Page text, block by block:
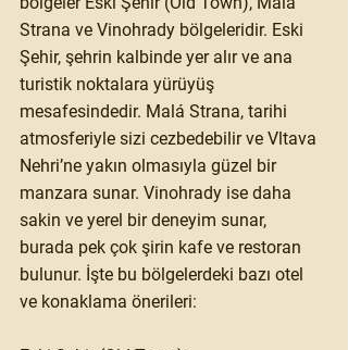
Strana ve Vinohrady bölgeleridir. Eski
Şehir, şehrin kalbinde yer alır ve ana
turistik noktalara yürüyüş
mesafesindedir. Malá Strana, tarihi
atmosferiyle sizi cezbedebilir ve Vltava
Nehri’ne yakın olmasıyla güzel bir
manzara sunar. Vinohrady ise daha
sakin ve yerel bir deneyim sunar,
burada pek çok şirin kafe ve restoran
bulunur. İşte bu bölgelerdeki bazı otel
ve konaklama önerileri:​